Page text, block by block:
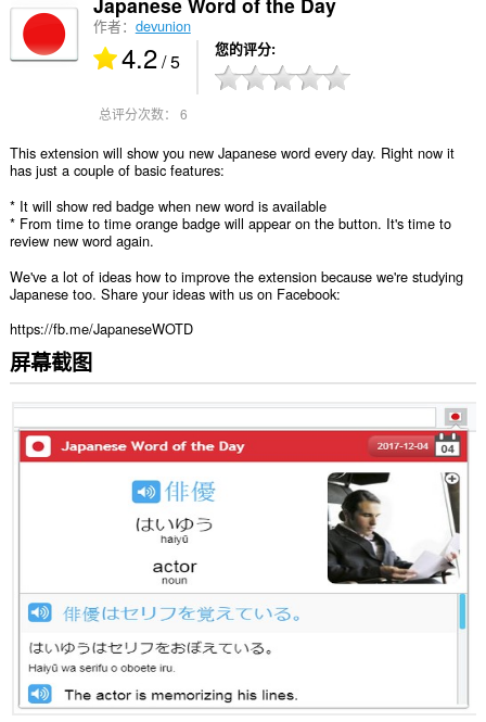
作者： devunion
4.2/ 5 您的评分
总评分次数： 6
This extension will show you new Japanese word every day. Right now it
has just a couple of basic features:
* It will show red badge when new word is available
* From time to time orange badge will appear on the button. It's time to
review new word again.
We've a lot of ideas how to improve the extension because we're studying
Japanese too. Share your ideas with us on Facebook:
https://fb.me/JapaneseWOTD
屏幕截图